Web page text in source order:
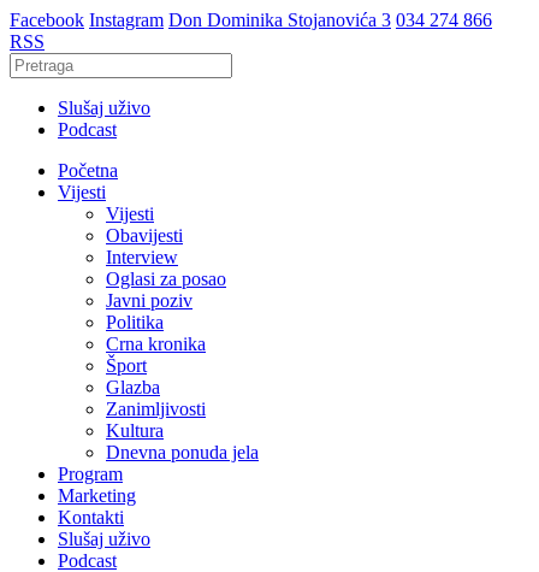
Facebook Instagram Don Dominika Stojanovića 3 034 274 866
RSS
Slušaj uživo
Podcast
Početna
Vijesti
Vijesti
Obavijesti
Interview
Oglasi za posao
Javni poziv
Politika
Crna kronika
Šport
Glazba
Zanimljivosti
Kultura
Dnevna ponuda jela
Program
Marketing
Kontakti
Slušaj uživo
Podcast